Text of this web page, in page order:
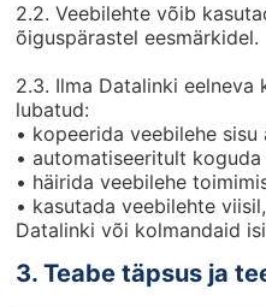
2.2. Veebilehte võib
õiguspärastel eesmärkidel.
2.3. Ilma Datalinki
lubatud:
• kopeerida veebilehe sisu
• automatiseeritult
• häirida veebilehe
• kasutada veebilehte
Datalinki või kolmandaid
3. Teabe täpsus ja